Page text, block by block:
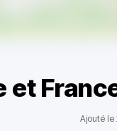
et
Ajouté